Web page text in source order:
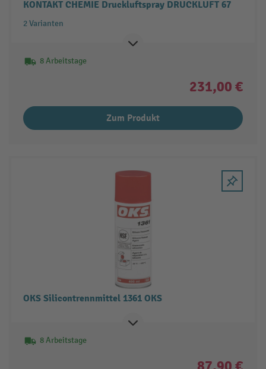
KONTAKT CHEMIE Druckluftspray DRUCKLUFT 67
2 Varianten
8 Arbeitstage
231,00 €
Zum Produkt
OKS Silicontrennmittel 1361 OKS
8 Arbeitstage